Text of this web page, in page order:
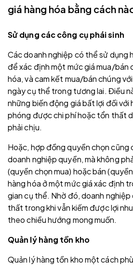
giá hàng hóa bằng cách
Sử dụng các công cụ phái sinh
Các doanh nghiệp có thể sử dụng
để xác định một mức giá mua/bán
hóa, và cam kết mua/bán chúng
ngày cụ thể trong tương lai. Điều
những biến động giá bất lợi đối với
phóng được chi phí hoặc tổn thất
phải chịu.
Hoặc, hợp đồng quyền chọn cũng
doanh nghiệp quyền, mà không
(quyền chọn mua) hoặc bán
hàng hóa ở một mức giá xác định
gian cụ thể. Nhờ đó, doanh
thất trong khi vẫn kiếm được lợi
theo chiều hướng mong muốn.
Quản lý hàng tồn kho
Quản lý hàng tồn kho một cách